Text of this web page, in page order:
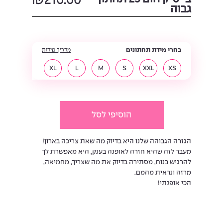
גבוה
בחרי מידת תחתונים מדריך מידות
XS
XXL
S
M
L
XL
הגזרה הגבוהה שלנו היא בדיוק מה שאת צריכה בארון!
מעבר לזה שהיא חזרה לאופנה בענק, היא מאפשרת לך
להרגיש בנוח, מסתירה בדיוק את מה שצריך, מחמיאה,
מרזה ונראית מהמם.
הכי אופנתי!
הוסיפי לסל